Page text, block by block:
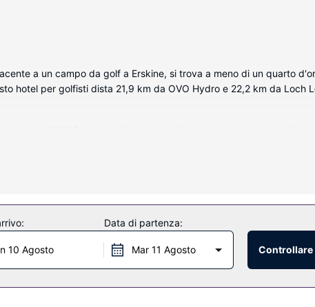
a un campo da golf a Erskine, si trova a meno di un quarto
hotel per golfisti dista 21,9 km da OVO Hydro e 22,2 km da Loch
telefoni, accessori per la preparazione di caffè/tè e acqua
Riverfront Brasserie. Dissetati con il tuo drink preferito!
tutti i giorni dalle ore 07:00 alle ore 10:00.
10 Agosto
Data di partenza:
Mar 11 Agosto